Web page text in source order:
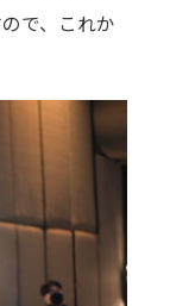
で、これか